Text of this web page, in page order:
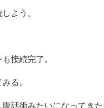
よう。
接続完了。
る。
話術みたいになってきた